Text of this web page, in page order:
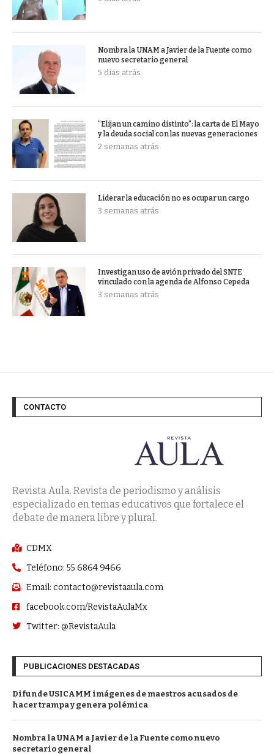
Nombra la UNAM a Javier de la Fuente como
nuevo secretario general
5 días atrás
“Elijan un camino distinto”: la carta de El Mayo
y la deuda social con las nuevas generaciones
2 semanas atrás
Liderar la educación no es ocupar un cargo
3 semanas atrás
Investigan uso de avión privado del SNTE
vinculado con la agenda de Alfonso Cepeda
3 semanas atrás
CONTACTO
Revista Aula. Revista de periodismo y análisis
especializado en temas educativos que fortalece el
debate de manera libre y plural.
CDMX
Teléfono: 55 6864 9466
Email: contacto@revistaaula.com
facebook.com/RevistaAulaMx
Twitter: @RevistaAula
PUBLICACIONES DESTACADAS
Difunde USICAMM imágenes de maestros acusados de
hacer trampa y genera polémica
Nombra la UNAM a Javier de la Fuente como nuevo
secretario general